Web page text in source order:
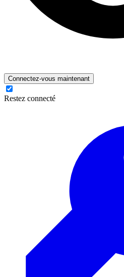
Connectez-vous maintenant
Restez connecté